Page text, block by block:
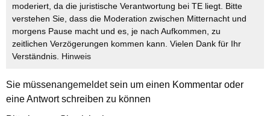
moderiert, da die juristische Verantwortung bei TE liegt. Bitte
verstehen Sie, dass die Moderation zwischen Mitternacht und
morgens Pause macht und es, je nach Aufkommen, zu
zeitlichen Verzögerungen kommen kann. Vielen Dank für Ihr
Verständnis. Hinweis
Sie müssenangemeldetsein um einen Kommentar oder
eine Antwort schreiben zu können